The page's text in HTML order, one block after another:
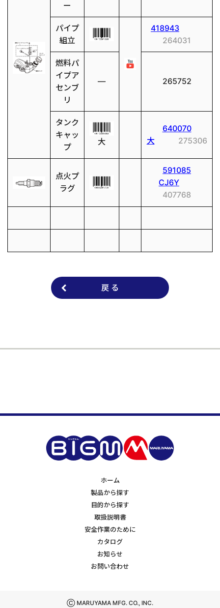
ー
パイプ
組立
418943
264031
燃料パ
イプア
センブ
リ
― 265752
タンク
キャッ
プ
大
640070
大275306
点火プ
ラグ
591085
CJ6Y
407768
戻 る
ホーム
製品から探す
目的から探す
取扱説明書
安全作業のために
カタログ
お知らせ
お問い合わせ
Ⓒ MARUYAMA MFG. CO., INC.